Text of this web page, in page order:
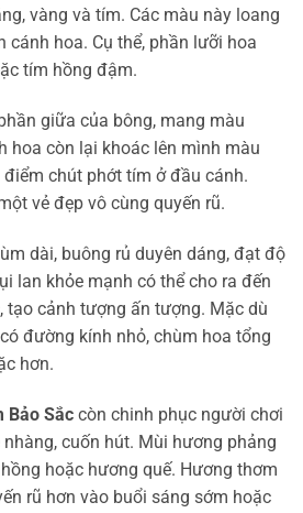
vàng và tím. Các màu này loang
cánh hoa. Cụ thể, phần lưỡi hoa
tím hồng đậm.
giữa của bông, mang màu
hoa còn lại khoác lên mình màu
chút phớt tím ở đầu cánh.
vẻ đẹp vô cùng quyến rũ.
dài, buông rủ duyên dáng, đạt độ
lan khỏe mạnh có thể cho ra đến
tạo cảnh tượng ấn tượng. Mặc dù
đường kính nhỏ, chùm hoa tổng
hơn.
Bảo Sắc còn chinh phục người chơi
cuốn hút. Mùi hương phảng
hoặc hương quế. Hương thơm
rũ hơn vào buổi sáng sớm hoặc